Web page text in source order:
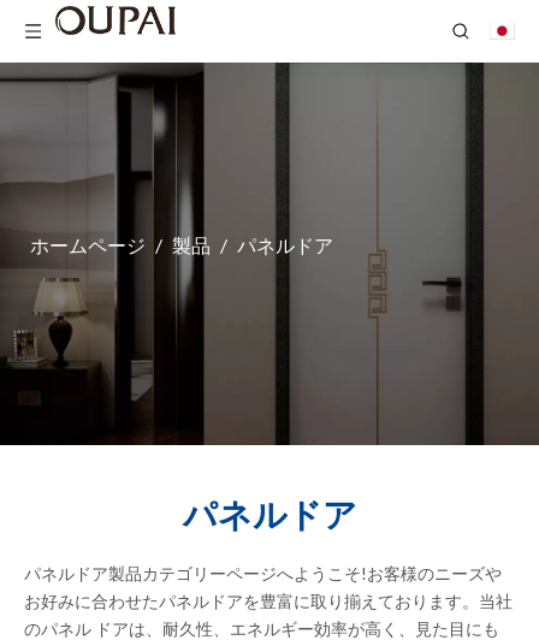
ホームページ / 製品 / パネルドア
パネルドア
パネルドア製品カテゴリーページへようこそ!お客様のニーズや
お好みに合わせたパネルドアを豊富に取り揃えております。当社
のパネル ドアは、耐久性、エネルギー効率が高く、見た目にも